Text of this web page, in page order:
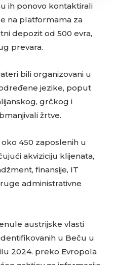
ih ponovo kontaktirali
na platformama za
depozit od 500 evra,
prevara.
bili organizovani u
jezike, poput
grčkog i
žrtve.
450 zaposlenih u
akviziciju klijenata,
finansije, IT
administrativne
austrijske vlasti
u Beču u
2024. preko Evropola